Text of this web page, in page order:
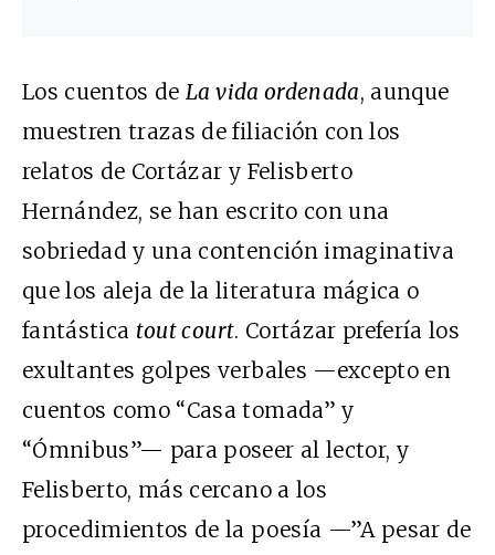
Los cuentos deLa vida ordenada, aunque
muestren trazas de filiación con los
relatos de Cortázar y Felisberto
Hernández, se han escrito con una
sobriedad y una contención imaginativa
que los aleja de la literatura mágica o
fantástica tout court. Cortázar prefería los
exultantes golpes verbales —excepto en
cuentos como “Casa tomada” y
“Ómnibus”— para poseer al lector, y
Felisberto, más cercano a los
procedimientos de la poesía —”A pesar de